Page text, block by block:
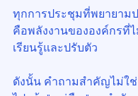
ทุกการประชุมที่พยายาม
คือพลังงานขององค์กรที่
เรียนรู้และปรับตัว
ดังนั้น คำถามสำคัญไม่ใช่